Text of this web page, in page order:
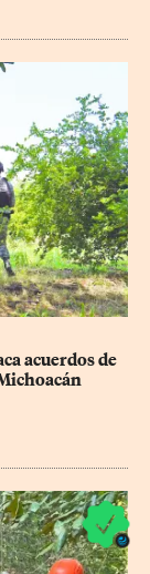
acuerdos de